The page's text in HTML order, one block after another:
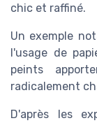
chic et raffiné.
Un exemple
l'usage de
peints
radicalement
D'après les